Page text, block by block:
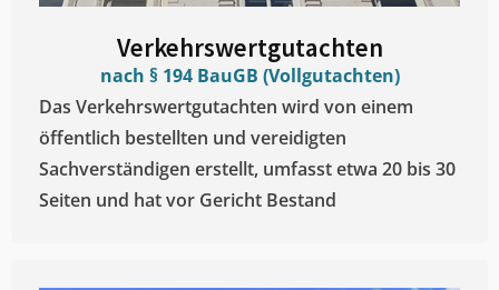
Verkehrswertgutachten
nach § 194 BauGB (Vollgutachten)
Das Verkehrswertgutachten wird von einem
öffentlich bestellten und vereidigten
Sachverständigen erstellt, umfasst etwa 20 bis 30
Seiten und hat vor Gericht Bestand